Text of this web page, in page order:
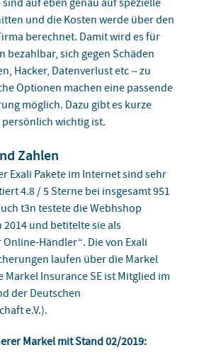
und die Kosten werde über den
berechnet. Damit wird es für
bezahlbar, sich gegen Schäden
Hacker, Datenverlust etc – zu
Optionen machen eine passende
möglich. Dazu gibt es kurze
wichtig ist.
Zahlen
Exali Pakete im Internet sind sehr
4.8 / 5 Sterne bei insgesamt 951
t3n testete die Webhshop
und betitelte sie als
Händler“. Die von Exali
laufen über die Markel
Insurance SE ist Mitglied im
der Deutschen
e.V.).
Markel mit Stand 02/2019: